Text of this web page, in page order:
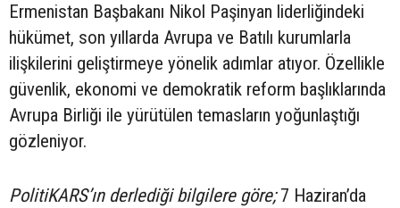
Ermenistan Başbakanı Nikol Paşinyan liderliğindeki
hükümet, son yıllarda Avrupa ve Batılı kurumlarla
ilişkilerini geliştirmeye yönelik adımlar atıyor. Özellikle
güvenlik, ekonomi ve demokratik reform başlıklarında
Avrupa Birliği ile yürütülen temasların yoğunlaştığı
gözleniyor.
PolitiKARS’ın derlediği bilgilere göre;7 Haziran’da